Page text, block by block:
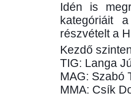
Idén is
kategóriáit
részvételt a
Kezdő
TIG: Langa
MAG: Szabó
MMA: Csík